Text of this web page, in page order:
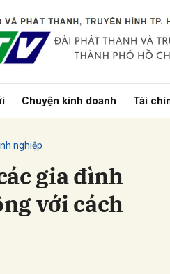
Chuyện kinh doanh Tài
nghiệp
gia đình
với cách